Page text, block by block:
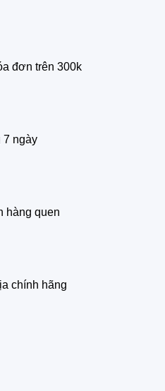
đơn trên 300k
7 ngày
hàng quen
chính hãng